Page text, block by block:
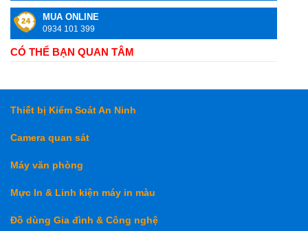
MUA ONLINE
0934 101 399
CÓ THỂ BẠN QUAN TÂM
Thiết bị Kiểm Soát An Ninh
Camera quan sát
Máy văn phòng
Mực In & Linh kiện máy in màu
Đồ dùng Gia đình & Công nghệ